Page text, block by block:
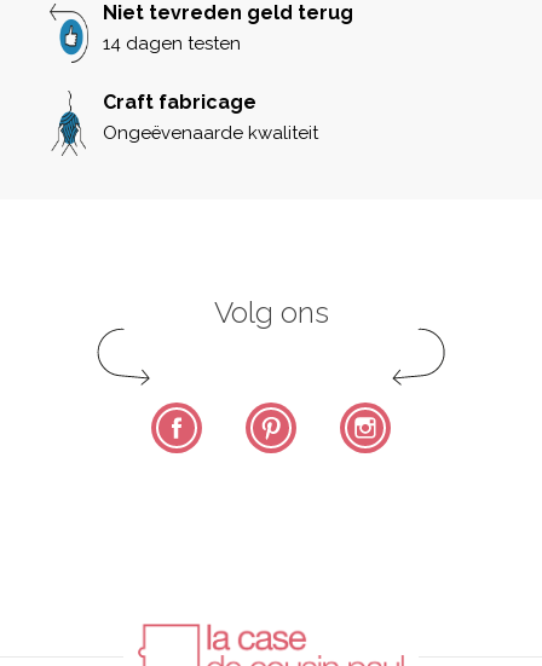
Niet tevreden geld terug
14 dagen testen
Craft fabricage
Ongeëvenaarde kwaliteit
Volg ons
Facebook Pinterest